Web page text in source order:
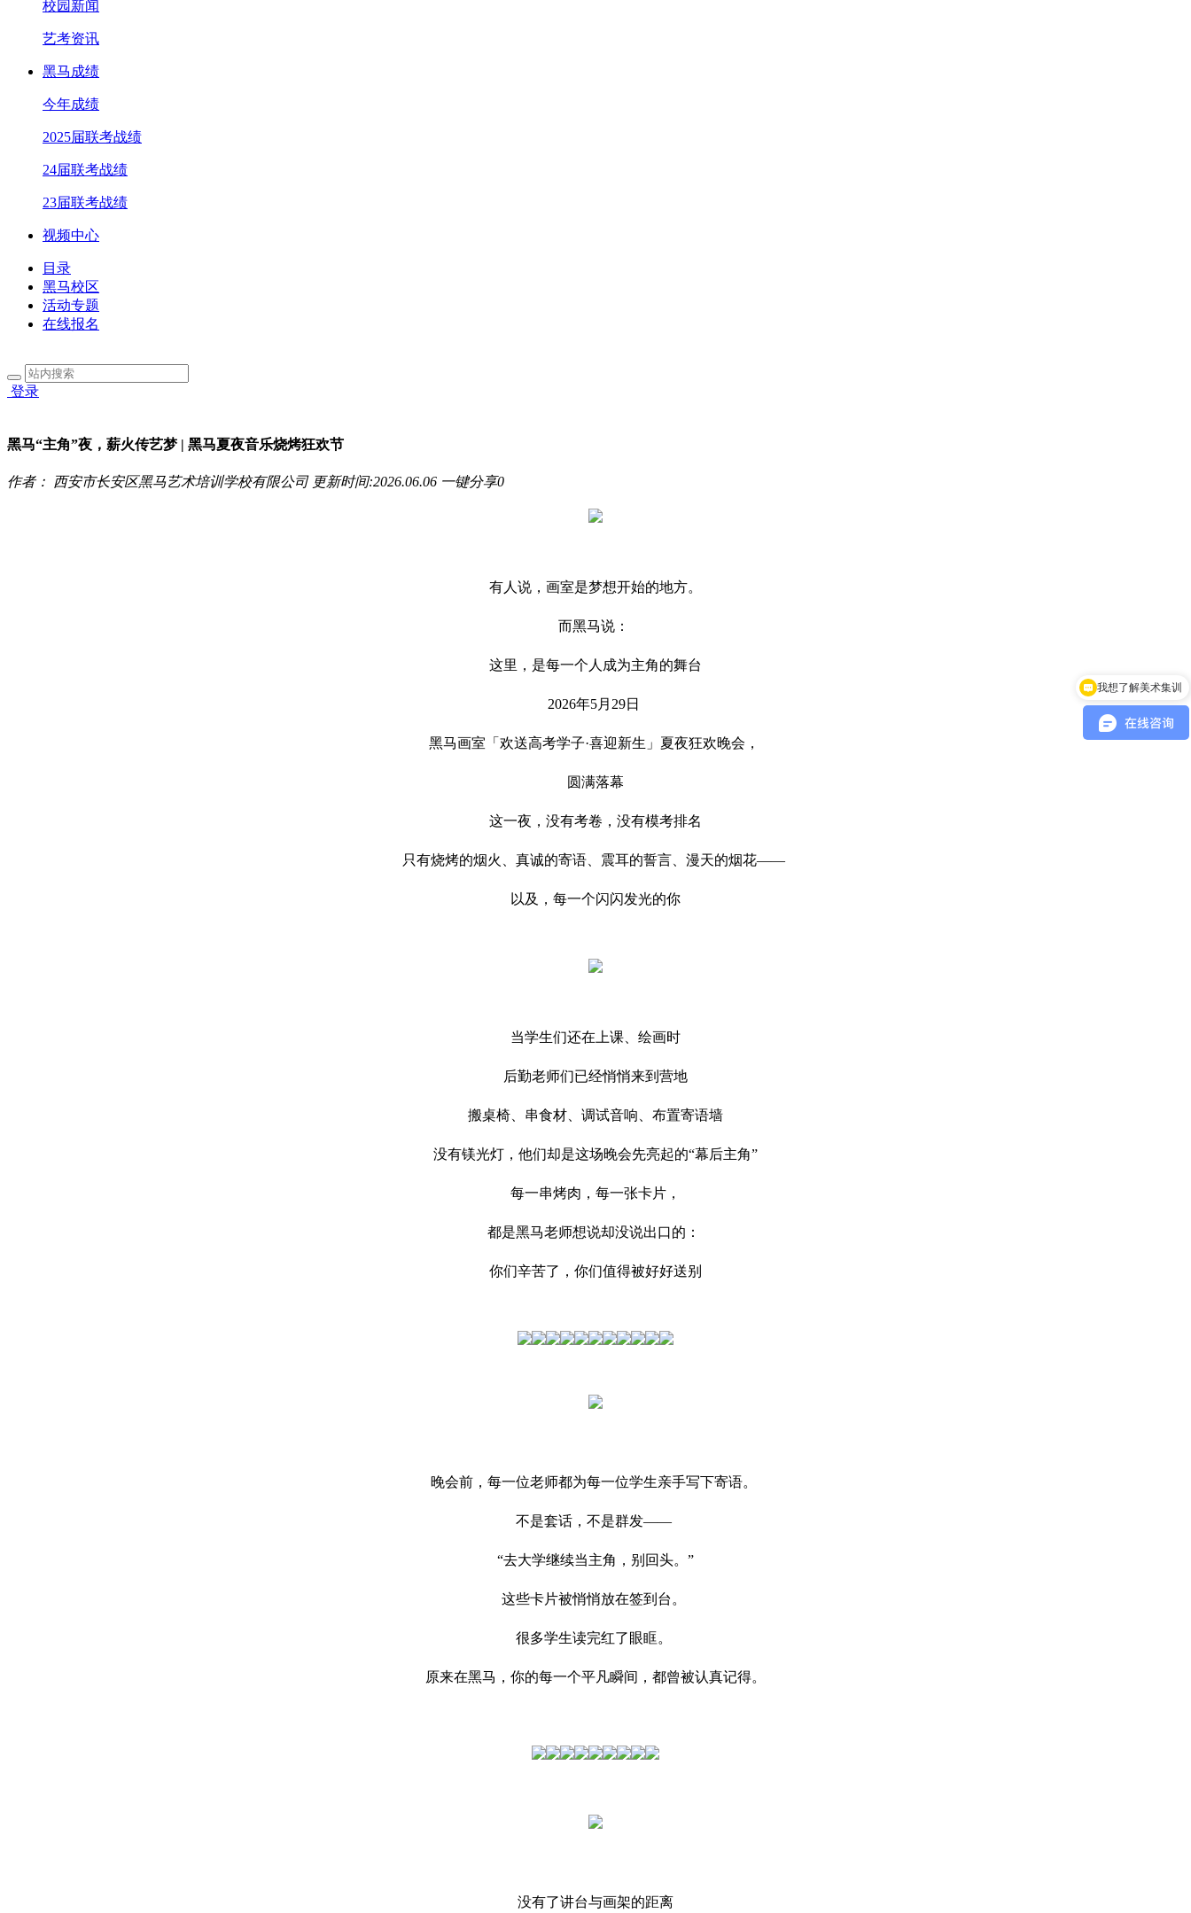
校园新闻
艺考资讯
黑马成绩
今年成绩
2025届联考战绩
24届联考战绩
23届联考战绩
视频中心
目录
黑马校区
活动专题
在线报名
登录
黑马“主角”夜，薪火传艺梦 | 黑马夏夜音乐烧烤狂欢节
作者： 西安市长安区黑马艺术培训学校有限公司 更新时间:2026.06.06 一键分享0
有人说，画室是梦想开始的地方。
而黑马说：
这里，是每一个人成为主角的舞台
2026年5月29日
黑马画室「欢送高考学子·喜迎新生」夏夜狂欢晚会，
圆满落幕
这一夜，没有考卷，没有模考排名
只有烧烤的烟火、真诚的寄语、震耳的誓言、漫天的烟花——
以及，每一个闪闪发光的你
当学生们还在上课、绘画时
后勤老师们已经悄悄来到营地
搬桌椅、串食材、调试音响、布置寄语墙
没有镁光灯，他们却是这场晚会先亮起的“幕后主角”
每一串烤肉，每一张卡片，
都是黑马老师想说却没说出口的：
你们辛苦了，你们值得被好好送别
晚会前，每一位老师都为每一位学生亲手写下寄语。
不是套话，不是群发——
“去大学继续当主角，别回头。”
这些卡片被悄悄放在签到台。
很多学生读完红了眼眶。
原来在黑马，你的每一个平凡瞬间，都曾被认真记得。
没有了讲台与画架的距离
你们是怎么收费的呢